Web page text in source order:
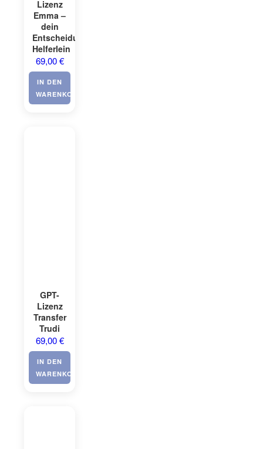
Lizenz
Emma –
dein
Entscheidungs-
Helferlein
69,00€
IN DEN
WARENKORB
GPT-
Lizenz
Transfer
Trudi
69,00€
IN DEN
WARENKORB